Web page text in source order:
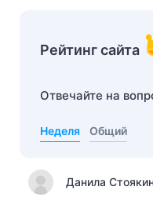
Рейтинг сайта
Отвечайте на
Неделя Общий
Данила